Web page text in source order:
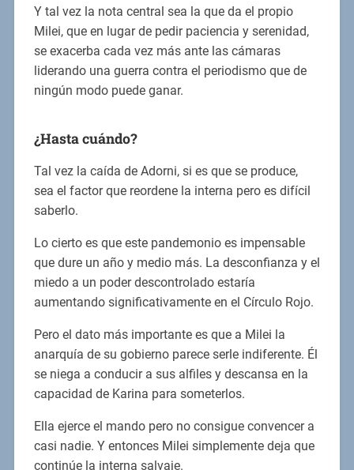
Y tal vez la nota central sea la que da el propio
Milei, que en lugar de pedir paciencia y serenidad,
se exacerba cada vez más ante las cámaras
liderando una guerra contra el periodismo que de
ningún modo puede ganar.
¿Hasta cuándo?
Tal vez la caída de Adorni, si es que se produce,
sea el factor que reordene la interna pero es difícil
saberlo.
Lo cierto es que este pandemonio es impensable
que dure un año y medio más. La desconfianza y el
miedo a un poder descontrolado estaría
aumentando significativamente en el Círculo Rojo.
Pero el dato más importante es que a Milei la
anarquía de su gobierno parece serle indiferente. Él
se niega a conducir a sus alfiles y descansa en la
capacidad de Karina para someterlos.
Ella ejerce el mando pero no consigue convencer a
casi nadie. Y entonces Milei simplemente deja que
continúe la interna salvaje.